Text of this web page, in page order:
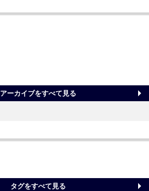
アーカイブをすべて見る
タグをすべて見る